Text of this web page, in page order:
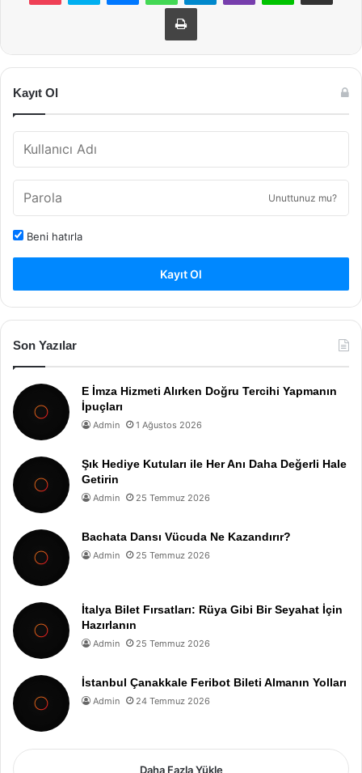
Yazdır
Kayıt Ol
Unuttunuz mu?
Beni hatırla
Kayıt Ol
Son Yazılar
E İmza Hizmeti Alırken Doğru Tercihi Yapmanın
İpuçları
Admin 1 Ağustos 2026
Şık Hediye Kutuları ile Her Anı Daha Değerli Hale
Getirin
Admin 25 Temmuz 2026
Bachata Dansı Vücuda Ne Kazandırır?
Admin 25 Temmuz 2026
İtalya Bilet Fırsatları: Rüya Gibi Bir Seyahat İçin
Hazırlanın
Admin 25 Temmuz 2026
İstanbul Çanakkale Feribot Bileti Almanın Yolları
Admin 24 Temmuz 2026
Daha Fazla Yükle